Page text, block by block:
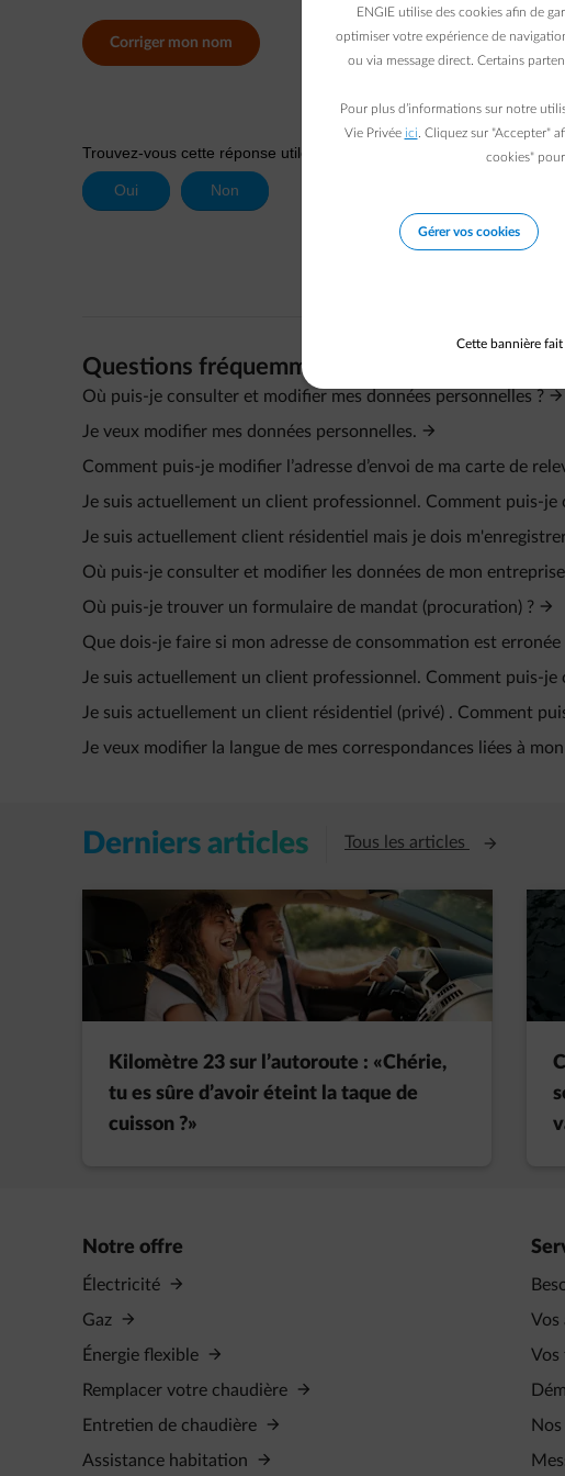
Corriger mon nom
Questions fréquemment posées
Où puis-je consulter et modifier mes données personnelles ?
Je veux modifier mes données personnelles.
Comment puis-je modifier l’adresse d’envoi de ma carte de
Je suis actuellement un client professionnel. Comment puis-
Je suis actuellement client résidentiel mais je dois
Où puis-je consulter et modifier les données de mon
Où puis-je trouver un formulaire de mandat (procuration) ?
Que dois-je faire si mon adresse de consommation est erronée
Je suis actuellement un client professionnel. Comment puis-
Je suis actuellement un client résidentiel (privé) . Comment
Je veux modifier la langue de mes correspondances liées à
Derniers articles Tous les articles Ouvre un
Kilomètre 23 sur l’autoroute : «Chérie,
tu es sûre d’avoir éteint la taque de
cuisson ?»
Notre offre
Électricité
Gaz
Énergie flexible
Remplacer votre chaudière
Entretien de chaudière
Assistance habitation
Vos
Vos
ENGIE utilise des cookies afin de
optimiser votre expérience de
ou via message direct. Certains
Pour plus d’informations sur notre
Vie Privée ici . Cliquez sur "Accepter"
cookies"
Gérer vos cookies
Cette bannière